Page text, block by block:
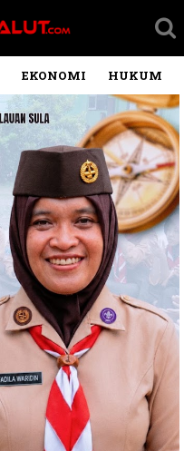
EKONOMI HUKUM